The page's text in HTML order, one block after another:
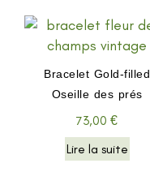
Bracelet Gold-filled
Oseille des prés
73,00 €
Lire la suite